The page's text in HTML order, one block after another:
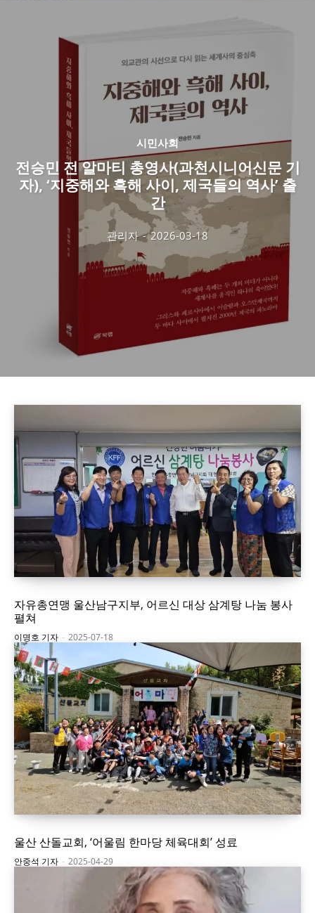
시민사회
전승민 전 알마티 총영사(과천시니어신문 기
자), ‘지중해와 흑해 사이, 제국들의 역사’ 출
간
관리자 - 2026-03-18
자유총연맹 울산남구지부, 어르신 대상 삼계탕 나눔 봉사
펼쳐
이명호 기자 - 2025-07-18
울산 산돌교회, ‘어울림 한마당 체육대회’ 성료
안중석 기자 - 2025-04-29